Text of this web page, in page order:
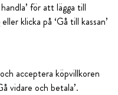
för att lägga till
klicka på ‘Gå till kassan’
acceptera köpvillkoren
vidare och betala’.